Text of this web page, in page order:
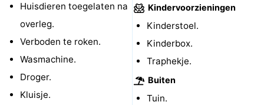
Steden
Sporten
Zwembaden
-
Paardrijden
Huisdieren toegelaten na
overleg.
Verboden te roken.
Wasmachine.
Droger.
Kluisje.
Kindervoorzieningen
Kinderstoel.
Kinderbox.
Traphekje.
Buiten
Tuin.